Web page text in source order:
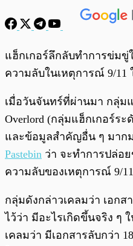
พร้อมเล่น
แฮ็กเกอร์ลึกลับทำการข่มขู่
ความลับในเหตุการณ์ 9/11
เมื่อวันจันทร์ที่ผ่านมา กลุ่ม
Overlord (กลุ่มแฮ็กเกอร์ร
และข้อมูลสำคัญอื่น ๆ มาก
Pastebin ว่า จะทำการปล่อ
ความลับของเหตุการณ์ 9/
กลุ่มดังกล่าวเคลมว่า เอกส
ไว้ว่า มีอะไรเกิดขึ้นจริง ๆ
เคลมว่า มีเอกสารลับกว่า